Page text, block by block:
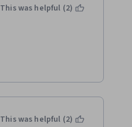
This was helpful (2)
This was helpful (2)